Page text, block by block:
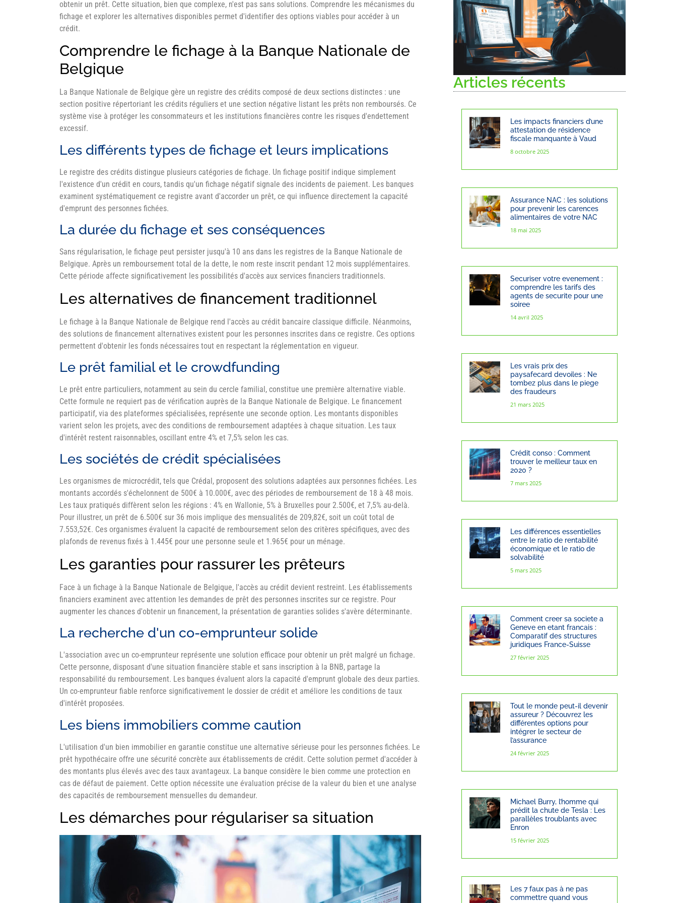
obtenir un prêt. Cette situation, bien que complexe, n'est pas sans solutions. Comprendre les mécanismes du
fichage et explorer les alternatives disponibles permet d'identifier des options viables pour accéder à un
crédit.
Comprendre le fichage à la Banque Nationale de
Belgique
La Banque Nationale de Belgique gère un registre des crédits composé de deux sections distinctes : une
section positive répertoriant les crédits réguliers et une section négative listant les prêts non remboursés. Ce
système vise à protéger les consommateurs et les institutions financières contre les risques d'endettement
excessif.
Les différents types de fichage et leurs implications
Le registre des crédits distingue plusieurs catégories de fichage. Un fichage positif indique simplement
l'existence d'un crédit en cours, tandis qu'un fichage négatif signale des incidents de paiement. Les banques
examinent systématiquement ce registre avant d'accorder un prêt, ce qui influence directement la capacité
d'emprunt des personnes fichées.
La durée du fichage et ses conséquences
Sans régularisation, le fichage peut persister jusqu'à 10 ans dans les registres de la Banque Nationale de
Belgique. Après un remboursement total de la dette, le nom reste inscrit pendant 12 mois supplémentaires.
Cette période affecte significativement les possibilités d'accès aux services financiers traditionnels.
Les alternatives de financement traditionnel
Le fichage à la Banque Nationale de Belgique rend l'accès au crédit bancaire classique difficile. Néanmoins,
des solutions de financement alternatives existent pour les personnes inscrites dans ce registre. Ces options
permettent d'obtenir les fonds nécessaires tout en respectant la réglementation en vigueur.
Le prêt familial et le crowdfunding
Le prêt entre particuliers, notamment au sein du cercle familial, constitue une première alternative viable.
Cette formule ne requiert pas de vérification auprès de la Banque Nationale de Belgique. Le financement
participatif, via des plateformes spécialisées, représente une seconde option. Les montants disponibles
varient selon les projets, avec des conditions de remboursement adaptées à chaque situation. Les taux
d'intérêt restent raisonnables, oscillant entre 4% et 7,5% selon les cas.
Les sociétés de crédit spécialisées
Les organismes de microcrédit, tels que Crédal, proposent des solutions adaptées aux personnes fichées. Les
montants accordés s'échelonnent de 500€ à 10.000€, avec des périodes de remboursement de 18 à 48 mois.
Les taux pratiqués diffèrent selon les régions : 4% en Wallonie, 5% à Bruxelles pour 2.500€, et 7,5% au-delà.
Pour illustrer, un prêt de 6.500€ sur 36 mois implique des mensualités de 209,82€, soit un coût total de
7.553,52€. Ces organismes évaluent la capacité de remboursement selon des critères spécifiques, avec des
plafonds de revenus fixés à 1.445€ pour une personne seule et 1.965€ pour un ménage.
Les garanties pour rassurer les prêteurs
Face à un fichage à la Banque Nationale de Belgique, l'accès au crédit devient restreint. Les établissements
financiers examinent avec attention les demandes de prêt des personnes inscrites sur ce registre. Pour
augmenter les chances d'obtenir un financement, la présentation de garanties solides s'avère déterminante.
La recherche d'un co-emprunteur solide
L'association avec un co-emprunteur représente une solution efficace pour obtenir un prêt malgré un fichage.
Cette personne, disposant d'une situation financière stable et sans inscription à la BNB, partage la
responsabilité du remboursement. Les banques évaluent alors la capacité d'emprunt globale des deux parties.
Un co-emprunteur fiable renforce significativement le dossier de crédit et améliore les conditions de taux
d'intérêt proposées.
Les biens immobiliers comme caution
L'utilisation d'un bien immobilier en garantie constitue une alternative sérieuse pour les personnes fichées. Le
prêt hypothécaire offre une sécurité concrète aux établissements de crédit. Cette solution permet d'accéder à
des montants plus élevés avec des taux avantageux. La banque considère le bien comme une protection en
cas de défaut de paiement. Cette option nécessite une évaluation précise de la valeur du bien et une analyse
des capacités de remboursement mensuelles du demandeur.
Les démarches pour régulariser sa situation
Articles récents
Les impacts financiers d’une
attestation de résidence
fiscale manquante à Vaud
8 octobre 2025
Assurance NAC : les solutions
pour prevenir les carences
alimentaires de votre NAC
18 mai 2025
Securiser votre evenement :
comprendre les tarifs des
agents de securite pour une
soiree
14 avril 2025
Les vrais prix des
paysafecard devoiles : Ne
tombez plus dans le piege
des fraudeurs
21 mars 2025
Crédit conso : Comment
trouver le meilleur taux en
2020 ?
7 mars 2025
Les différences essentielles
entre le ratio de rentabilité
économique et le ratio de
solvabilité
5 mars 2025
Comment creer sa societe a
Geneve en etant francais :
Comparatif des structures
juridiques France-Suisse
27 février 2025
Tout le monde peut-il devenir
assureur ? Découvrez les
différentes options pour
intégrer le secteur de
l’assurance
24 février 2025
Michael Burry, l’homme qui
prédit la chute de Tesla : Les
parallèles troublants avec
Enron
15 février 2025
Les 7 faux pas à ne pas
commettre quand vous